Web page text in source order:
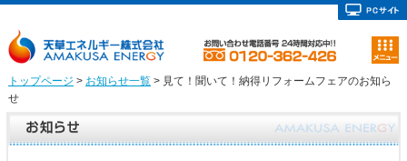
トップページ > お知らせ一覧> 見て！聞いて！納得リフォームフェアのお知ら
せ